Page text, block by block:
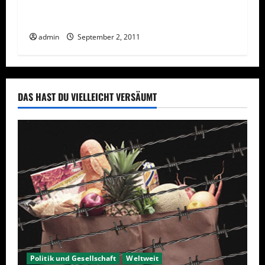
admin September 2, 2011
DAS HAST DU VIELLEICHT VERSÄUMT
Politik und Gesellschaft Weltweit